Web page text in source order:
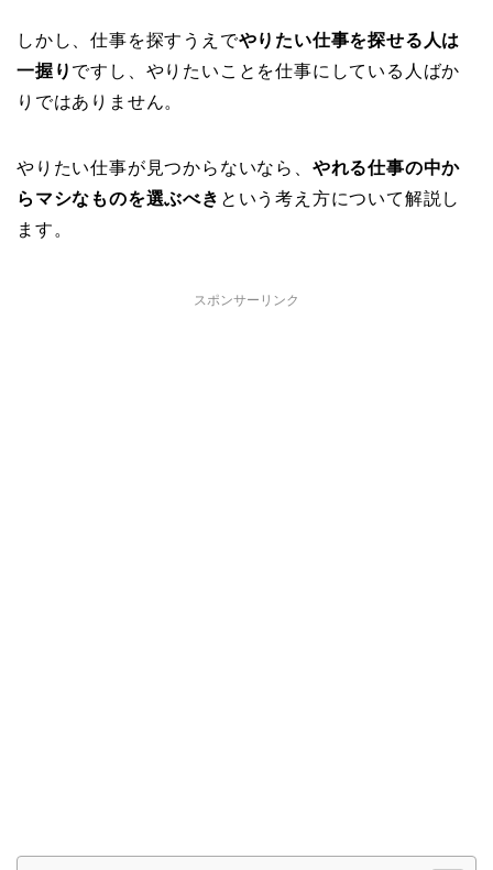
しかし、仕事を探すうえでやりたい仕事を探せる人は
一握り ですし、やりたいことを仕事にしている人ばか
りではありません。
やりたい仕事が見つからないなら、 やれる仕事の中か
らマシなものを選ぶべき という考え方について解説し
ます。
スポンサーリンク